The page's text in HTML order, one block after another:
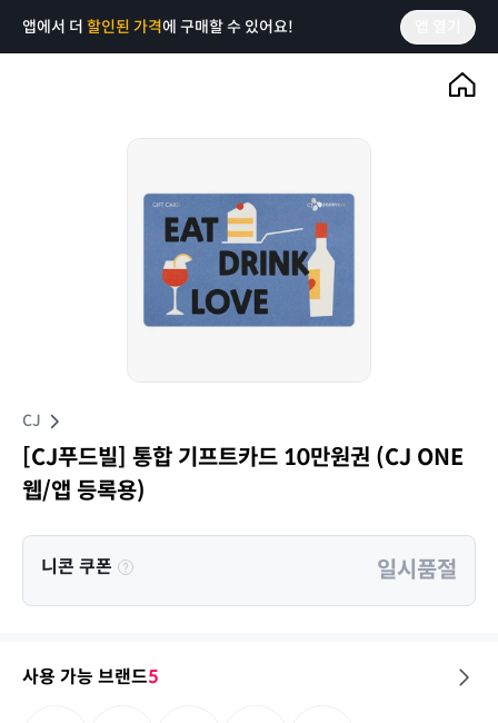
앱에서 더 할인된 가격에 구매할 수 있어요!
CJ
[CJ푸드빌] 통합 기프트카드 10만원권 (CJ ONE
웹/앱 등록용)
니콘 쿠폰 일시품절
사용 가능 브랜드5